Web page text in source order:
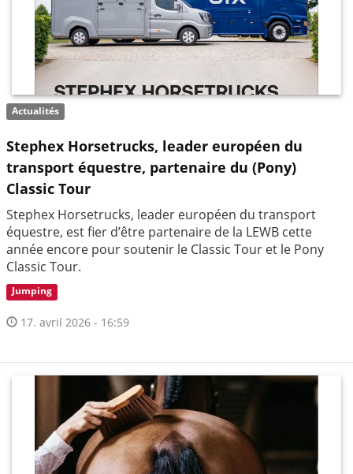
Actualités
Stephex Horsetrucks, leader européen du
transport équestre, partenaire du (Pony)
Classic Tour
Stephex Horsetrucks, leader européen du transport
équestre, est fier d’être partenaire de la LEWB cette
année encore pour soutenir le Classic Tour et le Pony
Classic Tour.
Jumping
17. avril 2026 - 16:59